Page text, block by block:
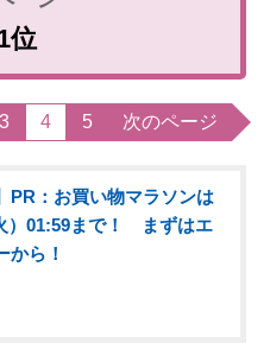
位
3 4 5 次のページ
PR：お買い物マラソンは
）01:59まで！ まずはエ
から！